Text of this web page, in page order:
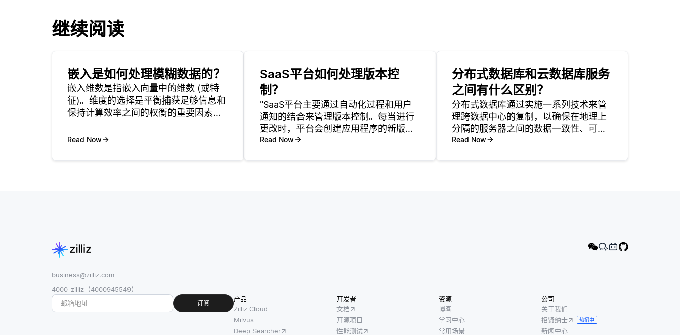
继续阅读
嵌入是如何处理模糊数据的？
嵌入维数是指嵌入向量中的维数 (或特
征)。维度的选择是平衡捕获足够信息和
保持计算效率之间的权衡的重要因素。
关系，但它们也需要更多的内存和计算
Read Now
SaaS平台如何处理版本控
制？
"SaaS平台主要通过自动化过程和用户
通知的结合来管理版本控制。每当进行
更改时，平台会创建应用程序的新版
本，使用户能够访问最新的功能和更
Read Now
分布式数据库和云数据库服务
之间有什么区别？
分布式数据库通过实施一系列技术来管
理跨数据中心的复制，以确保在地理上
分隔的服务器之间的数据一致性、可靠
性和可用性。主要使用的方法包括同步
Read Now
business@zilliz.com
4000-zilliz（4000945549）
订阅
产品
Zilliz Cloud
Milvus
Deep Searcher
开发者
文档
开源项目
性能测试
资源
博客
学习中心
常用场景
公司
关于我们
招贤纳士
热招中
新闻中心